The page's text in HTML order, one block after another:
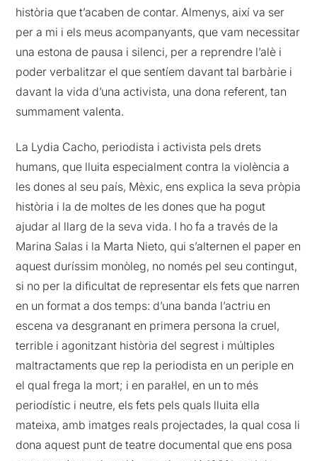
història que t’acaben de contar. Almenys, així va ser
per a mi i els meus acompanyants, que vam necessitar
una estona de pausa i silenci, per a reprendre l’alè i
poder verbalitzar el que sentíem davant tal barbàrie i
davant la vida d’una activista, una dona referent, tan
summament valenta.
La Lydia Cacho, periodista i activista pels drets
humans, que lluita especialment contra la violència a
les dones al seu país, Mèxic, ens explica la seva pròpia
història i la de moltes de les dones que ha pogut
ajudar al llarg de la seva vida. I ho fa a través de la
Marina Salas i la Marta Nieto, qui s’alternen el paper en
aquest duríssim monòleg, no només pel seu contingut,
si no per la dificultat de representar els fets que narren
en un format a dos temps: d’una banda l’actriu en
escena va desgranant en primera persona la cruel,
terrible i agonitzant història del segrest i múltiples
maltractaments que rep la periodista en un periple en
el qual frega la mort; i en paral·lel, en un to més
periodístic i neutre, els fets pels quals lluita ella
mateixa, amb imatges reals projectades, la qual cosa li
dona aquest punt de teatre documental que ens posa